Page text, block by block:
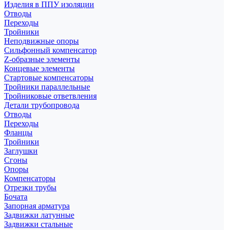
Изделия в ППУ изоляции
Отводы
Переходы
Тройники
Неподвижные опоры
Cильфонный компенсатор
Z-образные элементы
Концевые элементы
Стартовые компенсаторы
Тройники параллельные
Тройниковые ответвления
Детали трубопровода
Отводы
Переходы
Фланцы
Тройники
Заглушки
Сгоны
Опоры
Компенсаторы
Отрезки трубы
Бочата
Запорная арматура
Задвижки латунные
Задвижки стальные